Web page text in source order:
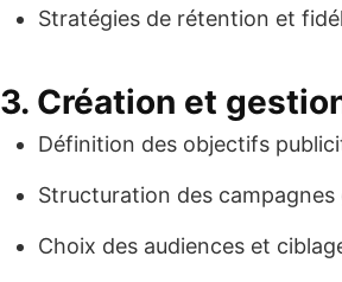
Stratégies de rétention et
3. Création et
Définition des objectifs
Structuration des campagnes
Choix des audiences et